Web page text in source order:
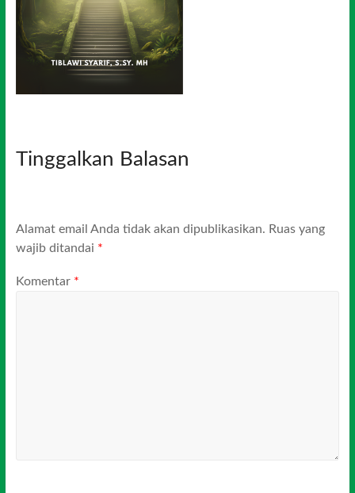
Tinggalkan Balasan
Alamat email Anda tidak akan dipublikasikan. Ruas yang
wajib ditandai *
Komentar *